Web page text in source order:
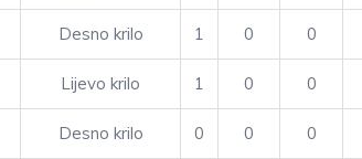
Desno krilo 1 0 0
Lijevo krilo 1 0 0
Desno krilo 0 0 0